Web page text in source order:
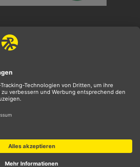
unserem Markteinführungspreis